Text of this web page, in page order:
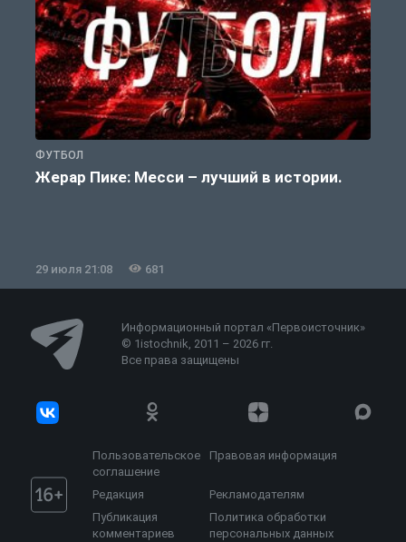
ФУТБОЛ
Жерар Пике: Месси – лучший в истории.
29 июля 21:08 681
Информационный портал «Первоисточник»
© 1istochnik, 2011 – 2026 гг.
Все права защищены
Пользовательское
соглашение
Правовая информация
Редакция
Рекламодателям
Публикация
комментариев
Политика обработки
персональных данных